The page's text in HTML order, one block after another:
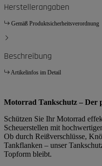
Herstellerangaben
Gemäß Produktsicherheitsverordnung
Beschreibung
Artikelinfos im Detail
Motorrad Tankschutz – Der
Schützen Sie Ihr Motorrad
Scheuerstellen mit
Ob durch Reißverschlüsse,
Tankflanken – unser
Topform bleibt.